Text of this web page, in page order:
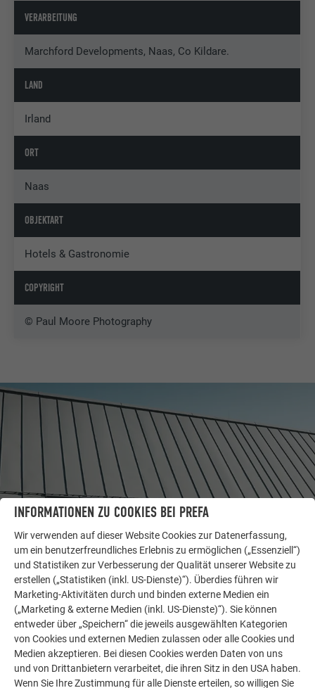
VERARBEITUNG
Marchford Developments, Naas, Co Kildare.
LAND
Irland
ORT
Naas
OBJEKTART
Hotels & Gastronomie
COPYRIGHT
© Paul Moore Photography
LASSEN SIE SICH INSPIRIEREN
WEITERE OBJEKTE
Die PREFA Referenzgalerie zeigt, wie vielseitig
Aluminium eingesetzt werden kann. Entdecken Sie
weitere beeindruckende Projekte mit den langlebigen
PREFA Aluminiumlösungen für Dach, Solar und
Fassade.
INFORMATIONEN ZU COOKIES BEI PREFA
Wir verwenden auf dieser Website Cookies zur Datenerfassung,
um ein benutzerfreundliches Erlebnis zu ermöglichen („Essenziell“)
und Statistiken zur Verbesserung der Qualität unserer Website zu
erstellen („Statistiken (inkl. US-Dienste)“). Überdies führen wir
Marketing-Aktivitäten durch und binden externe Medien ein
(„Marketing & externe Medien (inkl. US-Dienste)“). Sie können
entweder über „Speichern“ die jeweils ausgewählten Kategorien
von Cookies und externen Medien zulassen oder alle Cookies und
Medien akzeptieren. Bei diesen Cookies werden Daten von uns
und von Drittanbietern verarbeitet, die ihren Sitz in den USA haben.
Wenn Sie Ihre Zustimmung für alle Dienste erteilen, so willigen Sie